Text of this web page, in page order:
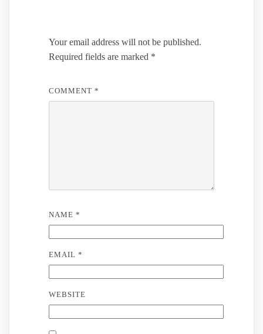
Your email address will not be published.
Required fields are marked *
COMMENT *
NAME *
EMAIL *
WEBSITE